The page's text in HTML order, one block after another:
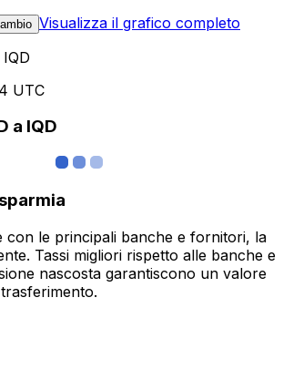
Visualizza il grafico completo
UTC
a IQD
con le principali banche e fornitori, la
Tassi migliori rispetto alle banche e
nascosta garantiscono un valore